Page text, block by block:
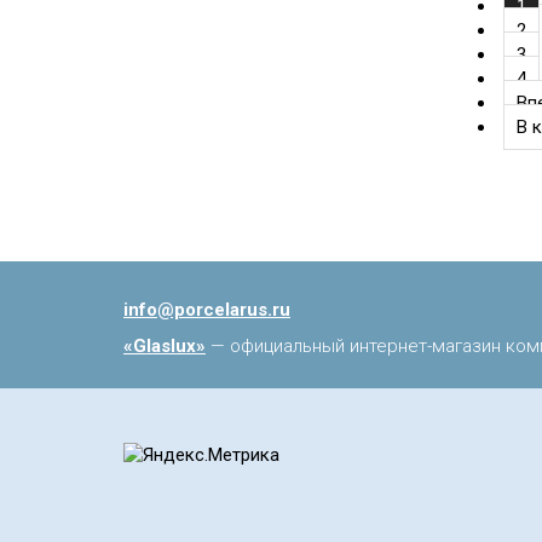
1
2
3
4
В
info@porcelarus.ru
«Glaslux» — официальный интернет-магазин